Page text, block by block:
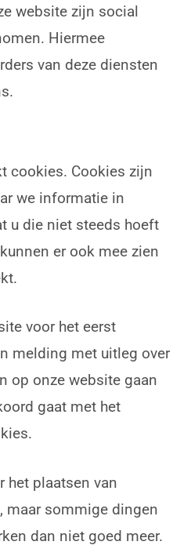
website zijn social
Hiermee
van deze diensten
cookies. Cookies zijn
we informatie in
u die niet steeds hoeft
er ook mee zien
voor het eerst
melding met uitleg over
op onze website gaan
gaat met het
het plaatsen van
maar sommige dingen
dan niet goed meer.